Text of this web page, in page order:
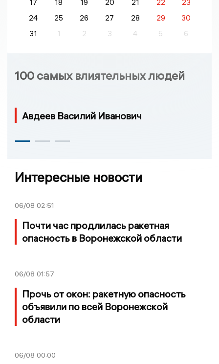
17 18 19 20 21 22
23
24
25 26 27 28 29
30
31
1 2 3 4 5 6
100 самых влиятельных людей
Авдеев Василий Иванович
Интересные новости
06/08 02:51
Почти час продлилась ракетная
опасность в Воронежской области
06/08 01:57
Прочь от окон: ракетную опасность
объявили по всей Воронежской
области
06/08 00:00